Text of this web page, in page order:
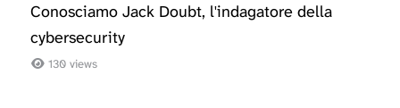
Conosciamo Jack Doubt, l'indagatore della
cybersecurity
130 views